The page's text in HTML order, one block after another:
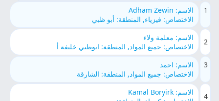
1
الاسم: Adham Zewin
الاختصاص: فيزياء, المنطقة: أبو ظبي
2
الاسم: معلمة ولاء
الاختصاص: جميع المواد, المنطقة: ابوظبي خليفة أ
3
الاسم: احمد
الاختصاص: جميع المواد, المنطقة: الشارقة
4
الاسم: Kamal Boryirk